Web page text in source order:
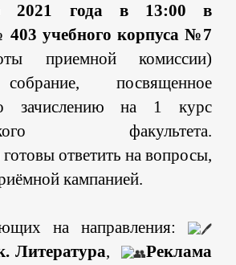
2021 года в 13:00 в
учебного корпуса №7
приемной комиссии)
посвященное
зачислению на 1 курс
факультета.
ответить на вопросы,
кампанией.
на направления:
Литература,
Реклама